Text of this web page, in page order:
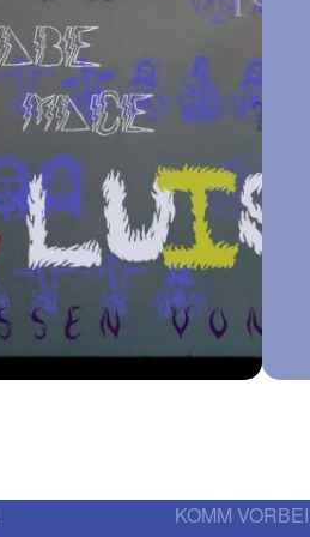
KOMM